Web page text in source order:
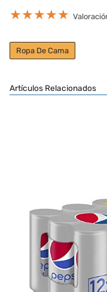
★★★★★
Ropa De Cama
Artículos Relacionados